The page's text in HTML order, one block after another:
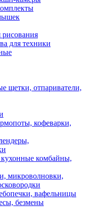
для техники
щетки, отпариватели,
кофеварки,
комбайны,
микроволновки,
вафельницы
безмены